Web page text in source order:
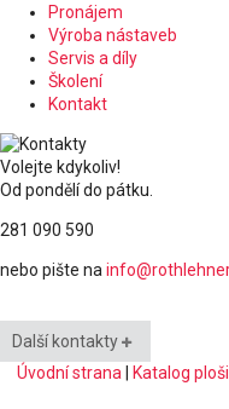
Pronájem
Výroba nástaveb
Servis a díly
Školení
Kontakt
Volejte kdykoliv!
Od pondělí do pátku.
281 090 590
nebo pište na
Další kontakty
Úvodní strana
Katalog